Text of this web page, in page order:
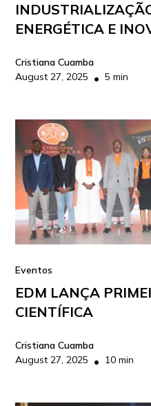
ENERGÉTICA E
Cristiana Cuamba
August 27, 2025 • 5 min
Eventos
EDM LANÇA
CIENTÍFICA
Cristiana Cuamba
August 27, 2025 • 10 min